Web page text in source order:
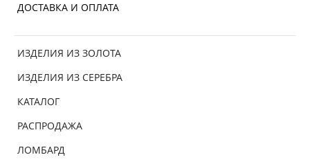
ДОСТАВКА И ОПЛАТА
ИЗДЕЛИЯ ИЗ ЗОЛОТА
ИЗДЕЛИЯ ИЗ СЕРЕБРА
КАТАЛОГ
РАСПРОДАЖА
ЛОМБАРД